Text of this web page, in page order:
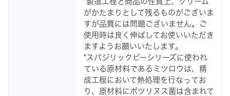
がかたまりとして残るものがございま
すが品質には問題ございません。ご
使用時は良く伸ばしてお使いいただき
ますようお願いいたします。
*スパジリックビーシリーズに使われ
ている原材料であるミツロウは、精
成工程において熱処理を行なってお
り、原材料にボツリヌス菌は含まれて